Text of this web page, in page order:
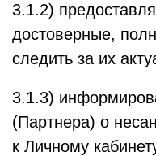
3.1.2)
достоверные,
следить за их
3.1.3)
(Партнера) о
к Личному